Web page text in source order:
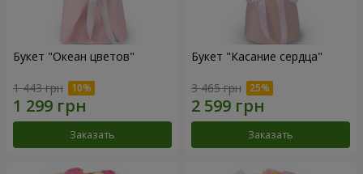
Букет "Океан цветов"
1 443 грн
Заказать
Букет "Касание сердца"
3 465 грн
Заказать